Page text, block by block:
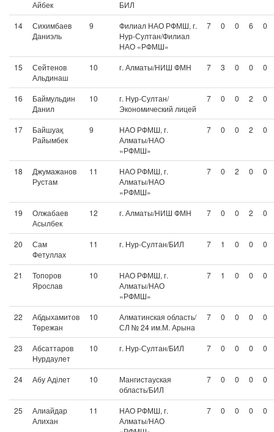
Айбек
БИЛ
14
Сихимбаев
Даниэль
9
Филиал НАО РФМШ, г.
Нур-Султан/Филиал
НАО «РФМШ»
7 0 0 6 0
15
Сейтенов
Альдинаш
10 г. Алматы/НИШ ФМН 7 3 0 0 0
16
Баймульдин
Данил
10
г. Нур-Султан/
Экономический лицей
7 0 0 2 0
17
Байшуақ
Райымбек
9
НАО РФМШ, г.
Алматы/НАО
«РФМШ»
7 0 0 2 0
18
Джумажанов
Рустам
11
НАО РФМШ, г.
Алматы/НАО
«РФМШ»
7 0 2 0 0
19
Олжабаев
Асылбек
12 г. Алматы/НИШ ФМН 7 0 0 2 0
20
Сам
Фетуллах
11 г. Нур-Султан/БИЛ 7 1 0 0 0
21
Топоров
Ярослав
10
НАО РФМШ, г.
Алматы/НАО
«РФМШ»
7 1 0 0 0
22
Абдыхамитов
Төрежан
10
Алматинская область/
СЛ № 24 им.М. Арына
7 0 0 0 0
23
Абсаттаров
Нурдаулет
10 г. Нур-Султан/БИЛ 7 0 0 0 0
24 Абу Аділет 10
Мангистауская
область/БИЛ
7 0 0 0 0
25
Алиайдар
Алихан
11
НАО РФМШ, г.
Алматы/НАО
7 0 0 0 0